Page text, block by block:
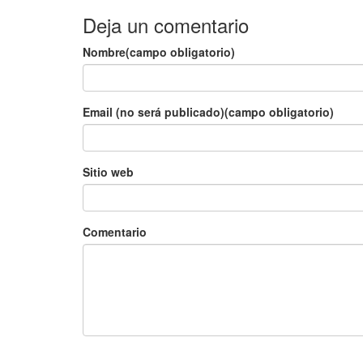
Deja un comentario
Nombre(campo obligatorio)
Email (no será publicado)(campo obligatorio)
Sitio web
Comentario